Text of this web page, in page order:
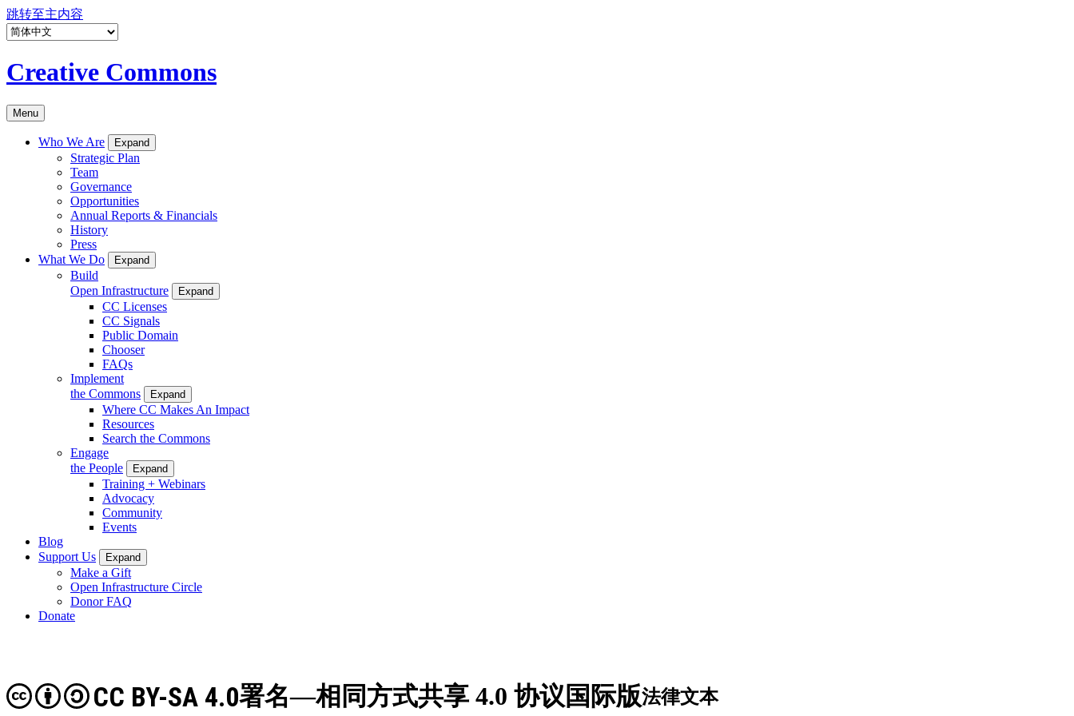
跳转至主内容
Creative Commons
Menu
Who We Are Expand
Strategic Plan
Team
Governance
Opportunities
Annual Reports & Financials
History
Press
What We Do
Expand
Build
Open Infrastructure
Expand
CC Licenses
CC Signals
Public Domain
Chooser
FAQs
Implement
the Commons
Expand
Where CC Makes An Impact
Resources
Search the Commons
Engage
the People
Expand
Training + Webinars
Advocacy
Community
Events
Blog
Support Us
Expand
Make a Gift
Open Infrastructure Circle
Donor FAQ
Donate
署名—相同方式共享 4.0 协议国际版
CC BY-SA 4.0 法律文本